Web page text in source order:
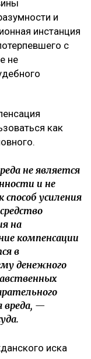
и
инстанция
с
не
как
не является
и не
усиления
на
компенсации
в
денежного
вреда, —
иска